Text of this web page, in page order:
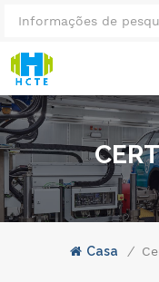
Casa /